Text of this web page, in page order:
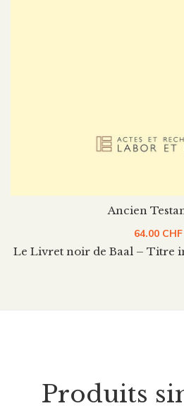
Le Livret noir de Baal – Titre
Ancien
64.00 CHF
Produits